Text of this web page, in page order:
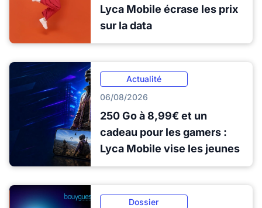
Lyca Mobile écrase les prix
sur la data
Actualité
06/08/2026
250 Go à 8,99€ et un
cadeau pour les gamers :
Lyca Mobile vise les jeunes
Dossier